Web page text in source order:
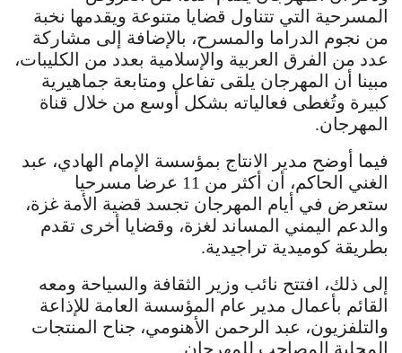
المسرحية التي تتناول قضايا متنوعة ويقدمها نخبة
من نجوم الدراما والمسرح، بالإضافة إلى مشاركة
عدد من الفرق العربية والإسلامية بعدد من الكليبات،
مبينا أن المهرجان يلقى تفاعل ومتابعة جماهيرية
كبيرة وتُغطى فعالياته بشكل أوسع من خلال قناة
المهرجان.
فيما أوضح مدير الانتاج بمؤسسة الإمام الهادي، عبد
الغني الحاكم، أن أكثر من 11 عرضا مسرحيا
ستعرض في أيام المهرجان تجسد قضية الأمة غزة،
والدعم اليمني المساند لغزة، وقضايا أخرى تقدم
بطريقة كوميدية تراجيدية.
إلى ذلك، افتتح نائب وزير الثقافة والسياحة ومعه
القائم بأعمال مدير عام المؤسسة العامة للإذاعة
والتلفزيون، عبد الرحمن الأهنومي، جناح المنتجات
المحلية المصاحب للمهرجان.